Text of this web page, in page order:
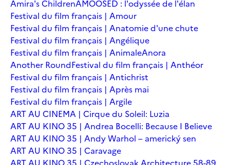
Amira's ChildrenAMOOSED : l'odyssée de l'élan
Festival du film français | Amour
Festival du film français | Anatomie d'une chute
Festival du film français | Angélique
Festival du film français | AnimaleAnora
Another RoundFestival du film français | Anthéor
Festival du film français | Antichrist
Festival du film français | Après mai
Festival du film français | Argile
ART AU CINEMA | Cirque du Soleil: Luzia
ART AU KINO 35 | Andrea Bocelli: Because I Believe
ART AU KINO 35 | Andy Warhol – americký sen
ART AU KINO 35 | Caravage